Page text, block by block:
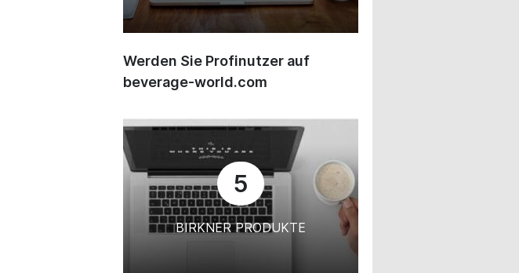
Werden Sie Profinutzer auf
beverage-world.com
5
BIRKNER PRODUKTE